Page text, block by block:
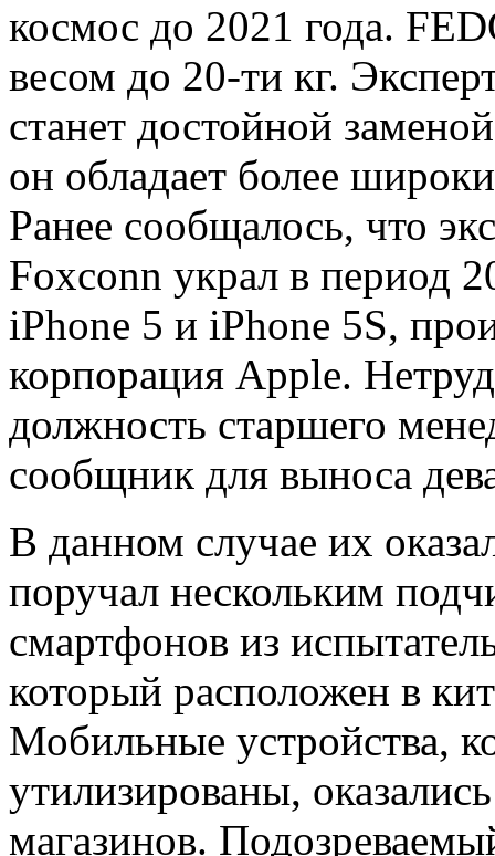
космос до 2021 года.
весом до 20-ти кг.
станет достойной
он обладает более
Ранее сообщалось, что
Foxconn украл в период
iPhone 5 и iPhone 5S,
корпорация Apple.
должность старшего
сообщник для выноса
В данном случае их
поручал нескольким
смартфонов из
который расположен в
Мобильные устройства,
утилизированы,
магазинов.